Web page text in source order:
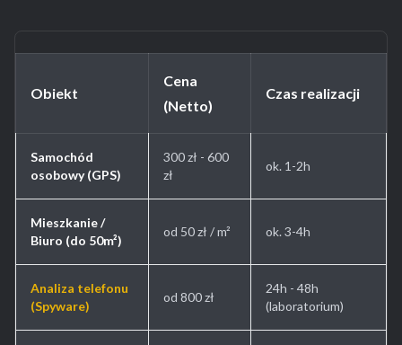
Obiekt
Cena
(Netto)
Czas realizacji
Samochód
osobowy (GPS)
300 zł - 600
zł
ok. 1-2h
Mieszkanie /
Biuro (do 50m²)
od 50 zł / m² ok. 3-4h
Analiza telefonu
(Spyware)
od 800 zł
24h - 48h
(laboratorium)